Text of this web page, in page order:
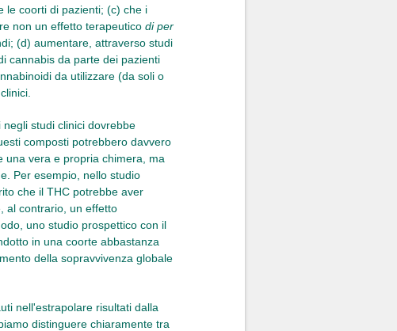
le coorti di pazienti; (c) che i
non un effetto terapeutico di per
(d) aumentare, attraverso studi
cannabis da parte dei pazienti
da utilizzare (da soli o
studi clinici dovrebbe
composti potrebbero davvero
una vera e propria chimera, ma
Per esempio, nello studio
che il THC potrebbe aver
al contrario, un effetto
uno studio prospettico con il
in una coorte abbastanza
della sopravvivenza globale
nell'estrapolare risultati dalla
distinguere chiaramente tra